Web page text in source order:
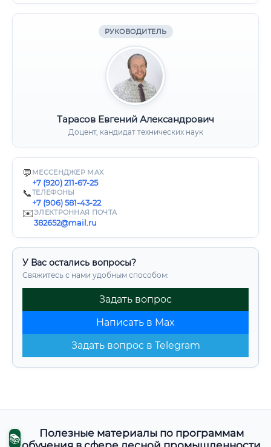
РУКОВОДИТЕЛЬ
Тарасов Евгений Александрович
Доцент, кандидат технических наук
💬 МЕССЕНДЖЕР MAX
+7 (920) 211-67-25
📞ТЕЛЕФОНЫ
+7 (906) 581-43-22
✉️ЭЛЕКТРОННАЯ ПОЧТА
382652@mail.ru
У Вас остались вопросы?
Свяжитесь с нами удобным способом:
Задать вопрос
Написать в Max
Задать вопрос в Telegram
📚
Полезные материалы по программам